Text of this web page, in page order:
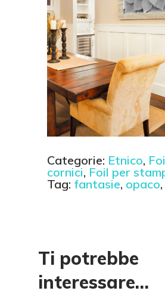
Categorie: Etnico,
cornici, Foil per
Tag: fantasie, opaco,
Ti potrebbe
interessare…